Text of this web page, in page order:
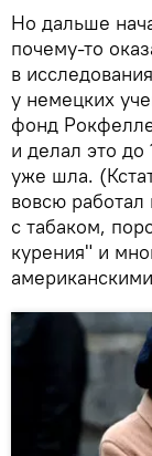
Но дальше
почему-то
в
у немецких
фонд
и делал это до
уже шла.
вовсю работал
с табаком,
курения" и